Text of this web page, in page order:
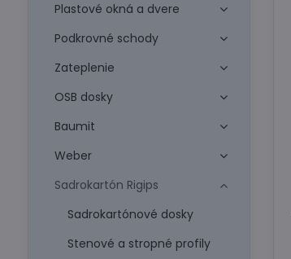
Plastové okná a dvere
Podkrovné schody
Zateplenie
OSB dosky
Baumit
Weber
Sadrokartón Rigips
Sadrokartónové dosky
Stenové a stropné profily